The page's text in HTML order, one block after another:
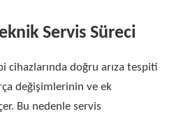
Servis Süreci
cihazlarında doğru arıza tespiti
değişimlerinin ve ek
Bu nedenle servis